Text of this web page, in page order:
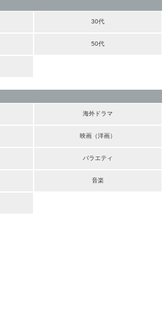
30代
50代
海外ドラマ
映画（洋画）
バラエティ
音楽